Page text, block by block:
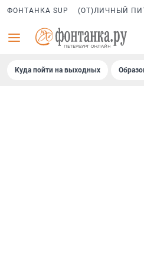
ФОНТАНКА SUP (ОТ)ЛИЧНЫЙ
Куда пойти на выходных